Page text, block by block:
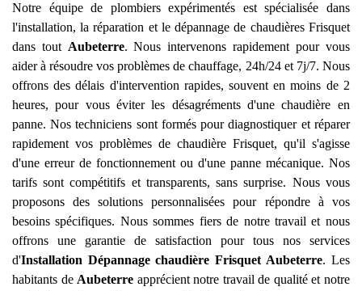
Notre équipe de plombiers expérimentés est spécialisée dans
l'installation, la réparation et le dépannage de chaudières Frisquet
dans tout Aubeterre. Nous intervenons rapidement pour vous
aider à résoudre vos problèmes de chauffage, 24h/24 et 7j/7. Nous
offrons des délais d'intervention rapides, souvent en moins de 2
heures, pour vous éviter les désagréments d'une chaudière en
panne. Nos techniciens sont formés pour diagnostiquer et réparer
rapidement vos problèmes de chaudière Frisquet, qu'il s'agisse
d'une erreur de fonctionnement ou d'une panne mécanique. Nos
tarifs sont compétitifs et transparents, sans surprise. Nous vous
proposons des solutions personnalisées pour répondre à vos
besoins spécifiques. Nous sommes fiers de notre travail et nous
offrons une garantie de satisfaction pour tous nos services
d'Installation Dépannage chaudière Frisquet Aubeterre. Les
habitants de Aubeterre apprécient notre travail de qualité et notre